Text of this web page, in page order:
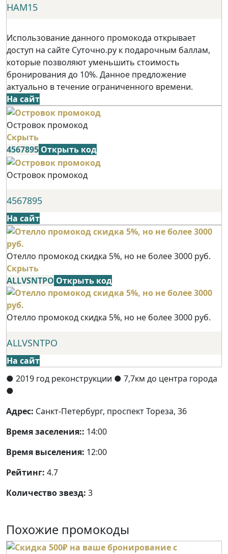
НАМ15
Использование данного промокода открывает
доступ на сайте Суточно.ру к подарочным баллам,
которые позволяют уменьшить стоимость
бронирования до 10%. Данное предложение
актуально в течение ограниченного времени.
На сайт
Островок промокод
Скрыть
4567895 Открыть код
Островок промокод
4567895
На сайт
Отелло промокод скидка 5%, но не более 3000 руб.
Скрыть
ALLVSNTPO Открыть код
Отелло промокод скидка 5%, но не более 3000 руб.
ALLVSNTPO
На сайт
● 2019 год реконструкции ● 7,7км до центра города
●
Адрес: Санкт-Петербург, проспект Тореза, 36
Время заселения:: 14:00
Время выселения: 12:00
Рейтинг: 4.7
Количество звезд: 3
Похожие промокоды